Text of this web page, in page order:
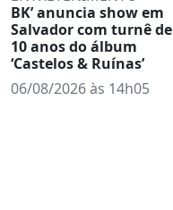
BK’ anuncia show em
Salvador com turnê de
10 anos do álbum
‘Castelos & Ruínas’
06/08/2026 às 14h05